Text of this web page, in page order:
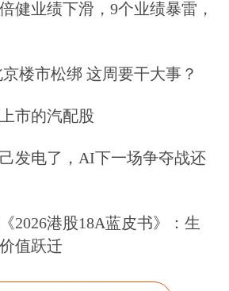
手。
期指总持仓显著下滑，
短线涨势或继续放缓。
户，尊享多重福利>>
健业绩下滑，9个业绩暴雷，
楼市松绑 这周要干大事？
市的汽配股
发电了，AI下一场争夺战还
2026港股18A蓝皮书》：生
值跃迁